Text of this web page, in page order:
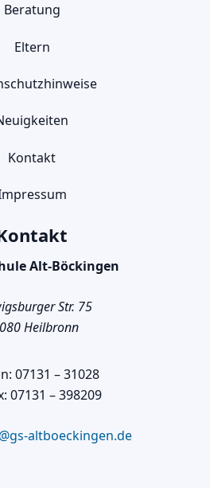
Beratung
Eltern
Kontakt
Alt-Böckingen
Str. 75
Heilbronn
07131 – 31028
07131 – 398209
altboeckingen.de